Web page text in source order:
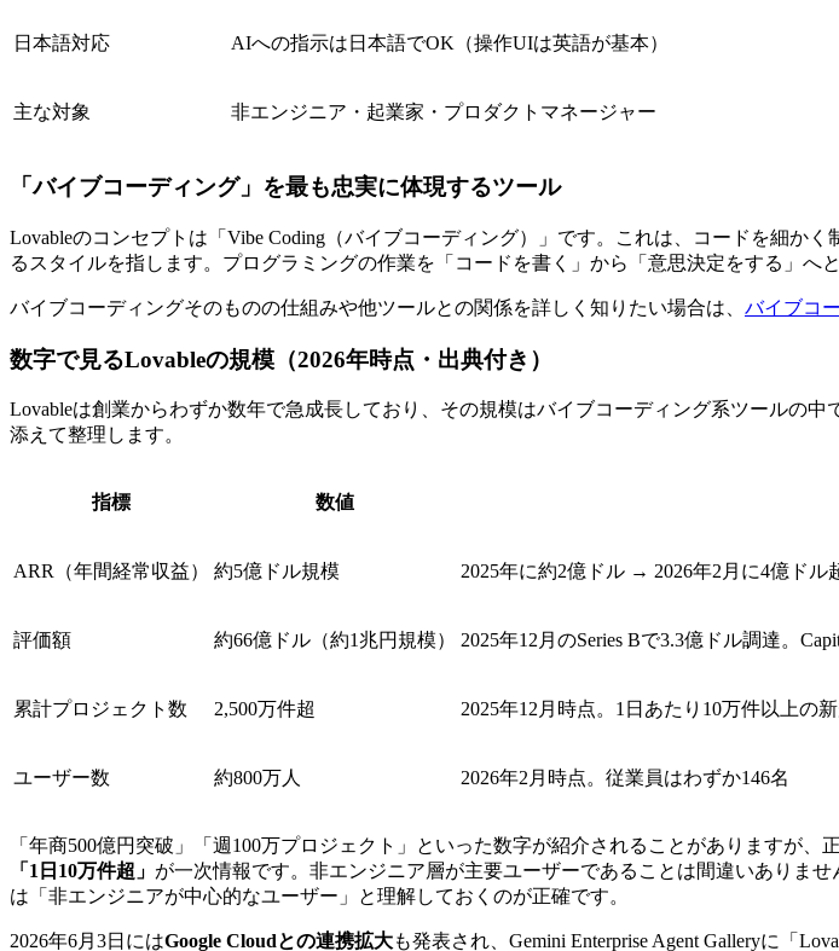
日本語対応 AIへの指示は日本語でOK（操作UIは英語が基本）
主な対象 非エンジニア・起業家・プロダクトマネージャー
「バイブコーディング」を最も忠実に体現するツール
Lovableのコンセプトは「Vibe Coding（バイブコーディング）」です。これは、コードを細か
るスタイルを指します。プログラミングの作業を「コードを書く」から「意思決定をする」へ
バイブコーディングそのものの仕組みや他ツールとの関係を詳しく知りたい場合は、 バイブコ
数字で見るLovableの規模（2026年時点・出典付き）
Lovableは創業からわずか数年で急成長しており、その規模はバイブコーディング系ツールの
添えて整理します。
指標 数値
ARR（年間経常収益） 約5億ドル規模 2025年に約2億ドル → 2026年2月に4億ド
評価額 約66億ドル（約1兆円規模） 2025年12月のSeries Bで3.3億ドル調達。
累計プロジェクト数 2,500万件超 2025年12月時点。1日あたり10万件以上の
ユーザー数 約800万人 2026年2月時点。従業員はわずか146名
「年商500億円突破」「週100万プロジェクト」といった数字が紹介されることがありますが、
「1日10万件超」 が一次情報です。非エンジニア層が主要ユーザーであることは間違いありま
は「非エンジニアが中心的なユーザー」と理解しておくのが正確です。
2026年6月3日にはGoogle Cloudとの連携拡大も発表され、Gemini Enterprise Agent Galleryに「